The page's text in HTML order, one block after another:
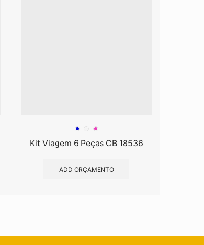
Kit Viagem 6 Peças CB 18536
ADD ORÇAMENTO